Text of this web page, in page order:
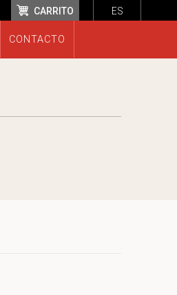
ES
CARRITO
CONTACTO